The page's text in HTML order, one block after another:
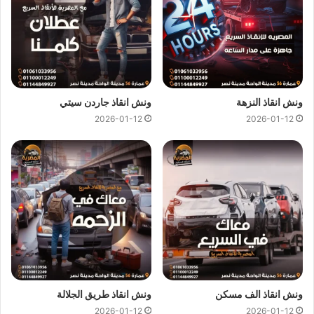
احمد عرابي وجميع المحافظات.
اهم ما يميزنا !
سرعة وصولونش انقاذ السيارات الي موقعك
في احمد عرابي
خلال 10 دقائق بحد اقصي.
لدينا افضل خدمة
انقاذ سياراتباقل سعر بخصم يصل الي
يمكنك الاتصال بنا او ارسال موقعك عليالواتسابإلى فريق
خدمة العملاء ليتم ربطك بـ
اقرب ونش انقاذ سياراتبالقرب
من موقعك.
اسعار ونش انقاذالمصرية هي اقل اسعار لاننا نمتلك اكثر من 300
ونش انقاذفي احمد عرابي و المناطق المجاورة لذلك اوناشنا دائما
قريبة منك وخدماتنا باعلي جودة و اقل سعر فنحن نسعي دائما لرضا
عملائنا لانك انت وسيارتك على راس اولوياتنا ومهمتنا ان نجعلك دائما
في امان تام علي الطريق.
ونش انقاذ النزهة
2026-01-12
ونش انقاذ جاردن سيتي
2026-01-12
ونش انقاذ الف مسكن
2026-01-12
ونش انقاذ طريق الجلالة
2026-01-12